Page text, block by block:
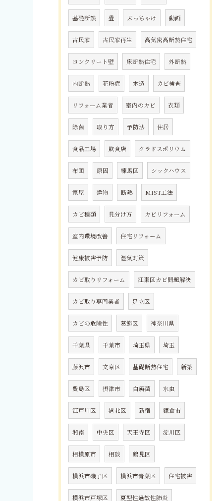
基礎断熱 畳 ぶっちゃけ 動画
古民家 古民家再生 高気密高断熱住宅
コンクリート壁 床断熱住宅 外断熱
内断熱 花粉症 木造 カビ検査
リフォーム業者 室内のカビ 衣類
除菌 取り方 予防法 住居
食品工場 飲食店 クラドスポリウム
布団 原因 練馬区 シックハウス
家屋 建物 断熱 MIST工法
カビ種類 見分け方 カビリフォーム
室内環境改善 住宅リフォーム
健康被害予防 湿気対策
カビ取りリフォーム 江東区カビ問題解決
カビ取り専門業者 足立区
カビの危険性 葛飾区 神奈川県
千葉県 千葉市 埼玉県 埼玉
藤沢市 文京区 基礎断熱住宅 新築
豊島区 摂津市 白癬菌 水虫
江戸川区 港北区 新宿 鎌倉市
湘南 中央区 天王寺区 淀川区
相模原市 相談 鶴見区
横浜市磯子区 横浜市青葉区 住宅被害
横浜市戸塚区 夏型性過敏性肺炎